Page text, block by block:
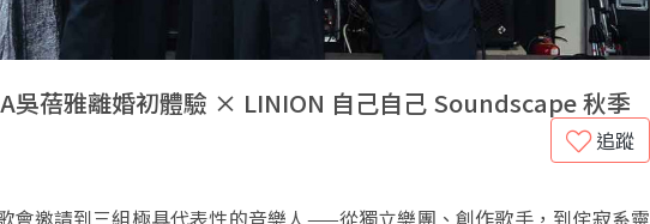
吳蓓雅離婚初體驗 × LINION 自己自己 Soundscape 秋季
追蹤
會邀請到三組極具代表性的音樂人——從獨立樂團、創作歌手，到侘寂系靈